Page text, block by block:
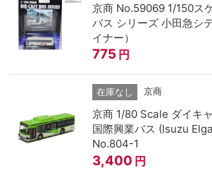
京商 No.59069 1/150ス
バス シリーズ 小田急シ
イナー）
775 円
在庫なし 京商
京商 1/80 Scale ダイキ
国際興業バス (Isuzu
No.804-1
3,400 円